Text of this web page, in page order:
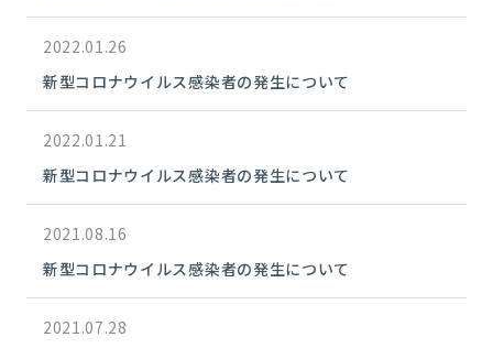
2022.01.26
新型コロナウイルス感染者の発生について
2022.01.21
新型コロナウイルス感染者の発生について
2021.08.16
新型コロナウイルス感染者の発生について
2021.07.28